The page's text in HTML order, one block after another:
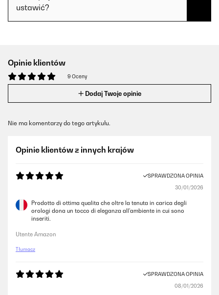
ustawić?
Opinie klientów
9 Oceny
Dodaj Twoje opinie
Nie ma komentarzy do tego artykułu.
Opinie klientów z innych krajów
SPRAWDZONA OPINIA
30/01/2026
Prodotto di ottima qualita che oltre la tenuta in carica degli
orologi dona un tocco di eleganza all'ambiente in cui sono
inseriti.
Utente Amazon
Tłumacz
SPRAWDZONA OPINIA
08/01/2026